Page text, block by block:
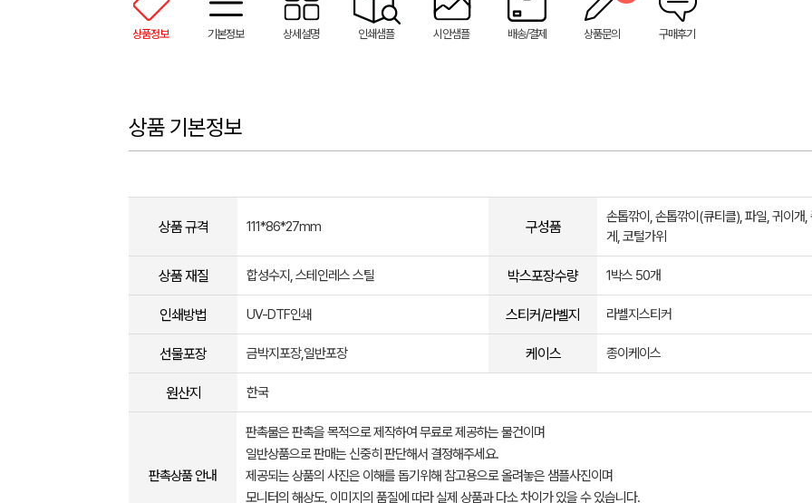
상품정보 기본정보 상세설명 인쇄샘플 시안샘플 배송/결제 상품문의 구매후기
상품 기본정보
상품 규격 111*86*27mm 구성품
손톱깎이, 손톱깎이(큐티클), 파일, 귀이개,
게, 코털가위
상품 재질 합성수지, 스테인레스 스틸 박스포장수량 1박스 50개
인쇄방법 UV-DTF인쇄 스티커/라벨지 라벨지스티커
선물포장 금박지포장,일반포장 케이스 종이케이스
원산지 한국
판촉상품 안내
판촉물은 판촉을 목적으로 제작하여 무료로 제공하는 물건이며
일반상품으로 판매는 신중히 판단해서 결정해주세요.
제공되는 상품의 사진은 이해를 돕기위해 참고용으로 올려놓은 샘플사진이며
모니터의 해상도, 이미지의 품질에 따라 실제 상품과 다소 차이가 있을 수 있습니다.